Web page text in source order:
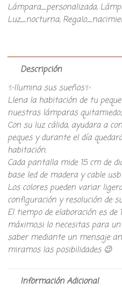
Lámpara_personalizada,
Luz_nocturna,
Descripción
✨Ilumina sus sueños✨
Llena la habitación de tu
nuestras lámparas
Con su luz cálida, ayudara a
peques y durante el día
habitación.
Cada pantalla mide 15 cm de
base led de madera y cable
Los colores pueden variar
configuración y resolución de
El tiempo de elaboración es de
máximo,si lo necesitas para
saber mediante un mensaje
miramos las posibilidades 😉
Información Adicional